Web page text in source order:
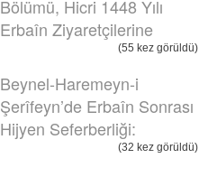
Bölümü, Hicri 1448 Yılı
Erbaîn Ziyaretçilerine
(55 kez görüldü)
Beynel-Haremeyn-i
Şerîfeyn’de Erbaîn Sonrası
Hijyen Seferberliği:
(32 kez görüldü)